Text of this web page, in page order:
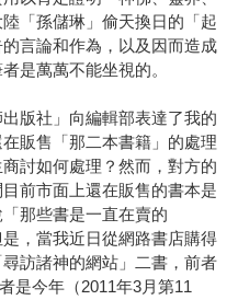
「孫儲琳」偷天換日的「起
言論和作為，以及因而造成
是萬萬不能坐視的。
版社」向編輯部表達了我的
販售「那二本書籍」的處理
討如何處理？然而，對方的
前市面上還在販售的書本是
那些書是一直在賣的
，當我近日從網路書店購得
訪諸神的網站」二書，前者
是今年（2011年3月第11